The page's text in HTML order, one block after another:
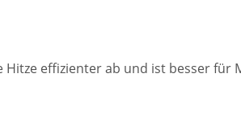
Hitze effizienter ab und ist besser